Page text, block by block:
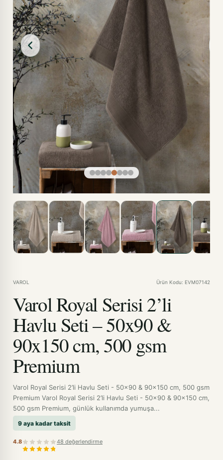
VAROL Ürün Kodu: EVM07142
Varol Royal Serisi 2’li
Havlu Seti – 50x90 &
90x150 cm, 500 gsm
Premium
Varol Royal Serisi 2’li Havlu Seti - 50x90 & 90x150 cm, 500 gsm
Premium Varol Royal Serisi 2’li Havlu Seti - 50x90 & 90x150 cm,
500 gsm Premium, günlük kullanımda yumuşa...
9 aya kadar taksit
4.8 48 değerlendirme